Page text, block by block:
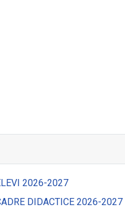
2026-2027
DIDACTICE 2026-2027